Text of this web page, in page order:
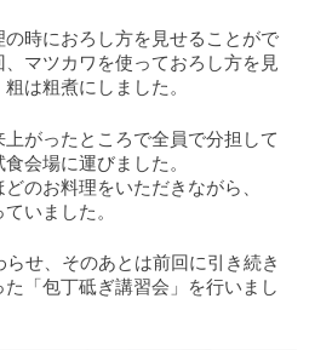
時におろし方を見せることがで
マツカワを使っておろし方を見
は粗煮にしました。
がったところで全員で分担して
会場に運びました。
のお料理をいただきながら、
いました。
せ、そのあとは前回に引き続き
「包丁砥ぎ講習会」を行いまし